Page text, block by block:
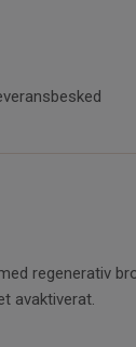
regenerativ
avaktiverat.